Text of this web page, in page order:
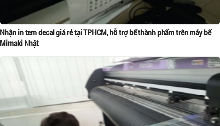
Nhận in tem decal giá rẻ tại TPHCM, hỗ trợ bế thành phẩm trên máy bế
Mimaki Nhật